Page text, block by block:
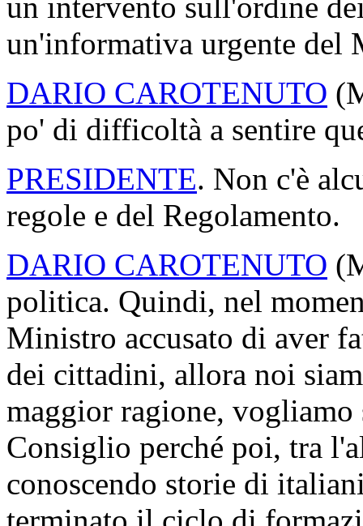
PRESIDENTE. Onorevole
ha chiesto di fare un
un'informativa urgente. Di
parlando, né ha alcuna
dicendo. Sta esprimendo
momento, è fuori luogo.
DARIO CAROTENUTO (
che noi, al momento,
PRESIDENTE. Onorevole
un intervento sull'ordine
un'informativa urgente del
DARIO CAROTENUTO (
po' di difficoltà a sentire